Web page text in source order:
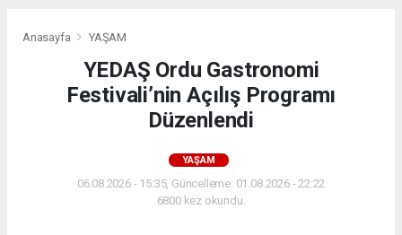
Anasayfa YAŞAM
YEDAŞ Ordu Gastronomi
Festivali’nin Açılış Programı
Düzenlendi
YAŞAM
06.08.2026 - 15:35, Güncelleme: 01.08.2026 - 22:22
6800 kez okundu.